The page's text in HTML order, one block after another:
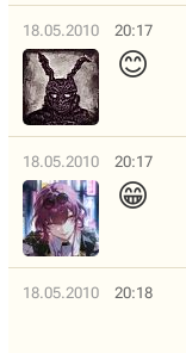
18.05.2010 20:17
😊
18.05.2010 20:17
😁
18.05.2010 20:18